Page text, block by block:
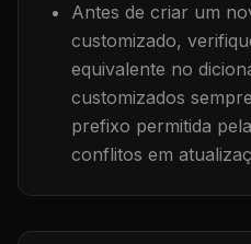
Antes de criar um
customizado,
equivalente no
customizados
prefixo permitida
conflitos em